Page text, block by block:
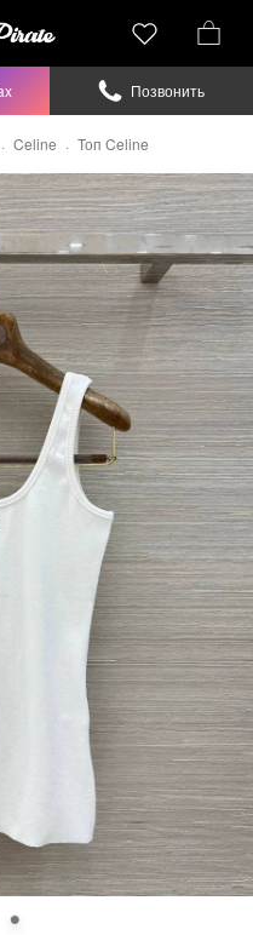
Celine Топ Celine
Позвонить